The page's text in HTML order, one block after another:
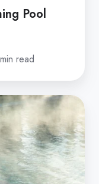
Pool
read